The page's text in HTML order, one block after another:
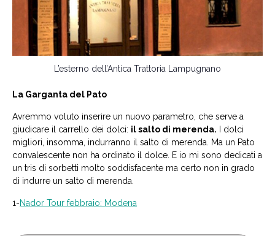
L’esterno dell’Antica Trattoria Lampugnano
La Garganta del Pato
Avremmo voluto inserire un nuovo parametro, che serve a
giudicare il carrello dei dolci: il salto di merenda. I dolci
migliori, insomma, indurranno il salto di merenda. Ma un Pato
convalescente non ha ordinato il dolce. E io mi sono dedicati a
un tris di sorbetti molto soddisfacente ma certo non in grado
di indurre un salto di merenda.
1-Nador Tour febbraio: Modena